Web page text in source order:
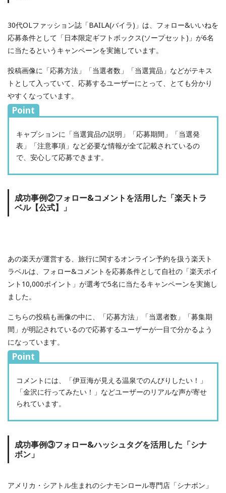
30代OLファッション誌「BAILA(バイラ)」は、フォロー&いいねを
応募条件として「日本限定ギフトボックス(ソープセット)」が6名
に当たるというキャンペーンを実施しています。
投稿画像に「応募方法」「当選者数」「当選賞品」などがテキス
トとして入っていて、応募するユーザーにとって、とても分かり
やすくなっています。
Point
キャプションに「当選賞品の説明」「応募期間」「当選発
表」「注意事項」など必要な情報が全て記載されているの
で、安心して応募できます。
成功事例②フォロー&コメントを活用した「楽天トラ
ベル【公式】」
あの楽天が運営する、旅行に関するオンライン予約を扱う楽天ト
ラベルは、フォロー&コメントを応募条件として自社の「楽天ポイ
ント10,000ポイント」が選考で5名に当たるキャンペーンを実施し
ました。
こちらの投稿も画像の中に、「応募方法」「当選者数」「募集期
間」が明記されているので応募するユーザーが一目で分かるよう
になっています。
Point
コメントには、「伊豆海が見える温泉でのんびりしたい！」
「金沢に行ってみたい！」などユーザーのリアルな声が寄せ
られています。
成功事例③フォロー&ハッシュタグを活用した「シナ
ボン」
アメリカ・シアトル生まれのシナモンロール専門店「シナボン」